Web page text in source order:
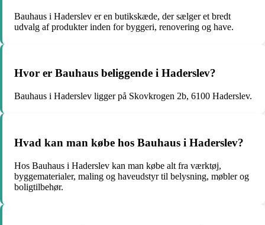
Bauhaus i Haderslev er en butikskæde, der sælger et bredt
udvalg af produkter inden for byggeri, renovering og have.
Hvor er Bauhaus beliggende i Haderslev?
Bauhaus i Haderslev ligger på Skovkrogen 2b, 6100 Haderslev.
Hvad kan man købe hos Bauhaus i Haderslev?
Hos Bauhaus i Haderslev kan man købe alt fra værktøj,
byggematerialer, maling og haveudstyr til belysning, møbler og
boligtilbehør.